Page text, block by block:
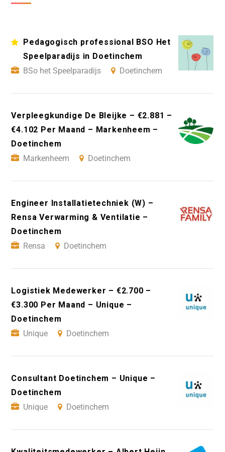
Pedagogisch professional BSO Het
Speelparadijs in Doetinchem
BSo het Speelparadijs
Doetinchem
Verpleegkundige De Bleijke – €2.881 –
€4.102 Per Maand – Markenheem –
Doetinchem
Markenheem
Doetinchem
Engineer Installatietechniek (W) –
Rensa Verwarming & Ventilatie –
Doetinchem
Rensa
Doetinchem
Logistiek Medewerker – €2.700 –
€3.300 Per Maand – Unique –
Doetinchem
Unique
Doetinchem
Consultant Doetinchem – Unique –
Doetinchem
Unique
Doetinchem